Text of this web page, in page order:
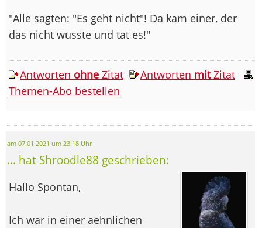
"Alle sagten: "Es geht nicht"! Da kam einer, der
das nicht wusste und tat es!"
Antworten ohne Zitat Antworten mitZitat
Themen-Abo bestellen
am 07.01.2021 um 23:18 Uhr
... hat Shroodle88 geschrieben:
Hallo Spontan,
Ich war in einer aehnlichen